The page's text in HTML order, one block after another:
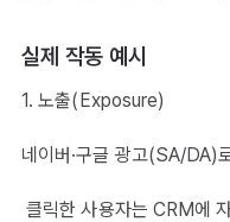
실제 작동 예시
1. 노출(Exposure)
네이버·구글 광고(SA/DA)
클릭한 사용자는 CRM에